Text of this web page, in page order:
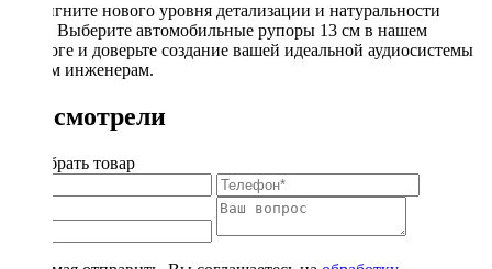
Достигните нового уровня детализации и натуральности
звука. Выберите автомобильные рупоры 13 см в нашем
каталоге и доверьте создание вашей идеальной аудиосистемы
нашим инженерам.
Вы смотрели
Подобрать товар